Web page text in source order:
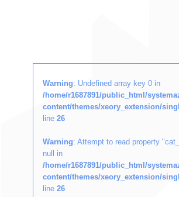
Warning: Undefined array key 0 in
/home/r1687891/public_html/
content/themes/xeory_extension/
line 26
Warning: Attempt to read property
null in
/home/r1687891/public_html/
content/themes/xeory_extension/
line 26